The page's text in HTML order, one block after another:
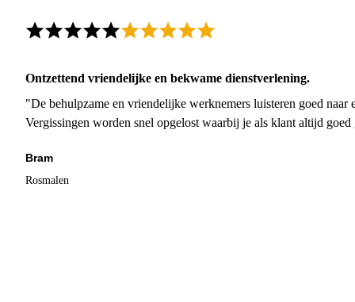
Ontzettend vriendelijke en bekwame dienstverlening.
"De behulpzame en vriendelijke werknemers luisteren goed naar
Vergissingen worden snel opgelost waarbij je als klant altijd
Bram
Rosmalen